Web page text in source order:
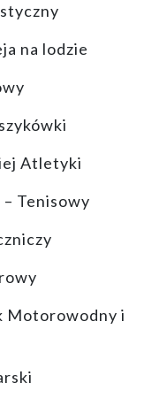
na lodzie
Atletyki
Tenisowy
Motorowodny i